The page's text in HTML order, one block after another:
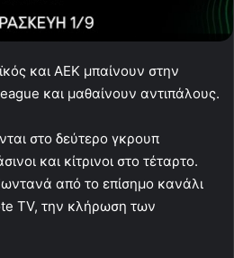
και ΑΕΚ μπαίνουν στην
και μαθαίνουν αντιπάλους.
στο δεύτερο γκρουπ
και κίτρινοι στο τέταρτο.
από το επίσημο κανάλι
TV, την κλήρωση των